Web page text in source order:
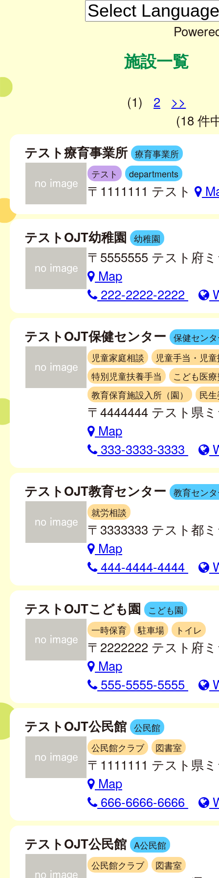
施設一覧
(1) 2
>>
(18 件
テスト療育事業所 療育事業所
テスト
departments
〒1111111 テスト
テストOJT幼稚園 幼稚園
〒5555555 テスト府
Map
222-2222-2222
テストOJT保健センター
保健セン
児童家庭相談
児童手当・児
特別児童扶養手当
こども医
教育保育施設入所（園）
民
〒4444444 テスト県
Map
333-3333-3333
テストOJT教育センター
教育セン
就労相談
〒3333333 テスト都
Map
444-4444-4444
テストOJTこども園
こども園
一時保育
駐車場 トイレ
〒2222222 テスト府
Map
555-5555-5555
テストOJT公民館 公民館
公民館クラブ
図書室
〒1111111 テスト県
Map
666-6666-6666
テストOJT公民館 A公民館
公民館クラブ
図書室